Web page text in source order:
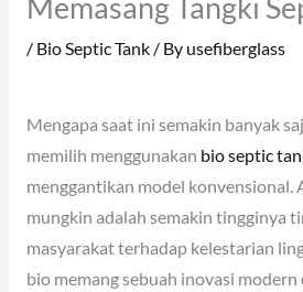
Memasang Tangki
/ Bio Septic Tank/ By usefiberglass
Mengapa saat ini semakin banyak
memilih menggunakan bio septic
menggantikan model konvensional.
mungkin adalah semakin tingginya
masyarakat terhadap kelestarian
bio memang sebuah inovasi modern